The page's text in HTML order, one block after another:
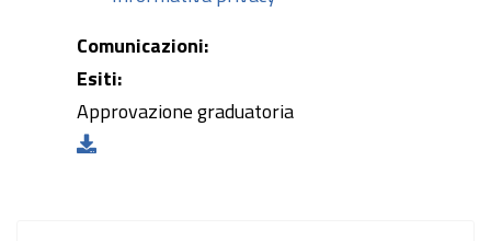
Comunicazioni:
Esiti:
Approvazione graduatoria